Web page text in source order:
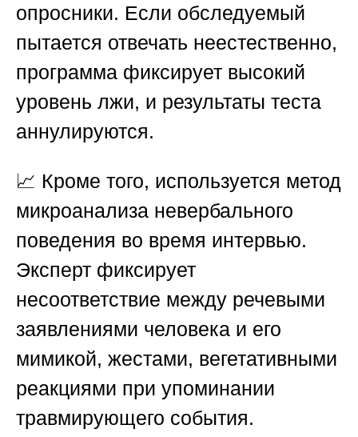
опросники. Если обследуемый
пытается отвечать неестественно,
программа фиксирует высокий
уровень лжи, и результаты теста
аннулируются.
📈 Кроме того, используется метод
микроанализа невербального
поведения во время интервью.
Эксперт фиксирует
несоответствие между речевыми
заявлениями человека и его
мимикой, жестами, вегетативными
реакциями при упоминании
травмирующего события.